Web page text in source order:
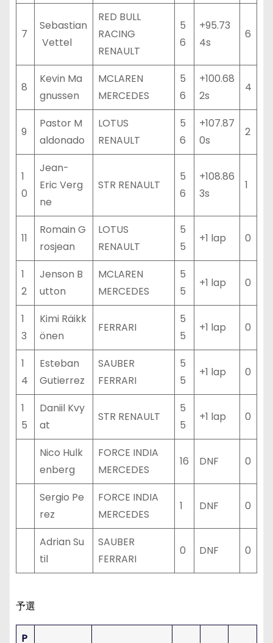
7
Sebastian
Vettel
RED BULL
RACING
RENAULT
5
6
+95.73
4s
6
8
Kevin Ma
gnussen
MCLAREN
MERCEDES
5
6
+100.68
2s
4
9
Pastor M
aldonado
LOTUS
RENAULT
5
6
+107.87
0s
2
1
0
Jean-
Eric Verg
ne
STR RENAULT
5
6
+108.86
3s
1
11
Romain G
rosjean
LOTUS
RENAULT
5
5
+1 lap 0
1
2
Jenson B
utton
MCLAREN
MERCEDES
5
5
+1 lap 0
1
3
Kimi Räikk
önen
FERRARI
5
5
+1 lap 0
1
4
Esteban
Gutierrez
SAUBER
FERRARI
5
5
+1 lap 0
1
5
Daniil Kvy
at
STR RENAULT
5
5
+1 lap 0
Nico Hulk
enberg
FORCE INDIA
MERCEDES
16 DNF 0
Sergio Pe
rez
FORCE INDIA
MERCEDES
1 DNF 0
Adrian Su
til
SAUBER
FERRARI
0 DNF 0
予選
P